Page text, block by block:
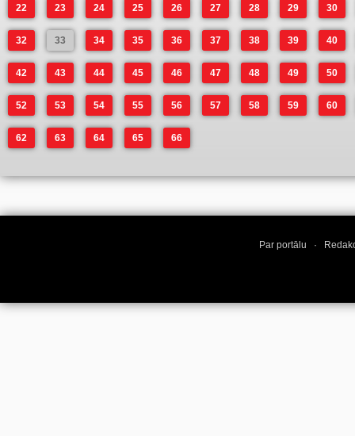
22 23 24 25 26 27 28 29 30
32 33 34 35 36 37 38 39 40
42 43 44 45 46 47 48 49 50
52 53 54 55 56 57 58 59 60
62 63 64 65 66
Par portālu ·